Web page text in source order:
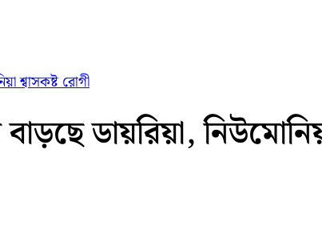
শ্বাসকষ্ট রোগী
ডায়রিয়া,